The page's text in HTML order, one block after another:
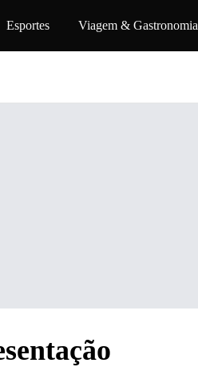
Esportes Viagem & Gastronomia